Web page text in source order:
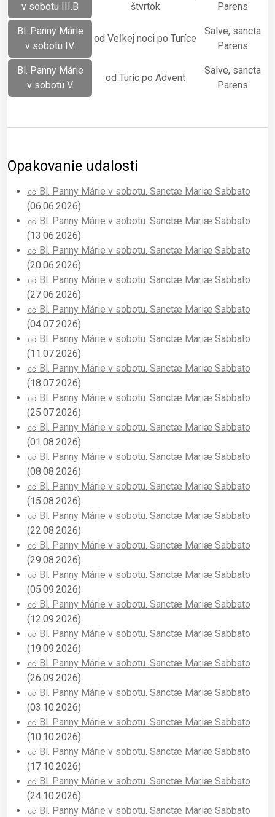
v sobotu III.B
štvrtok
Parens
Bl. Panny Márie
v sobotu IV.
od Veľkej noci po Turíce
Salve, sancta
Parens
Bl. Panny Márie
v sobotu V.
od Turíc po Advent
Salve, sancta
Parens
Opakovanie udalosti
㏄ Bl. Panny Márie v sobotu. Sanctæ Mariæ Sabbato
(06.06.2026)
㏄ Bl. Panny Márie v sobotu. Sanctæ Mariæ Sabbato
(13.06.2026)
㏄ Bl. Panny Márie v sobotu. Sanctæ Mariæ Sabbato
(20.06.2026)
㏄ Bl. Panny Márie v sobotu. Sanctæ Mariæ Sabbato
(27.06.2026)
㏄ Bl. Panny Márie v sobotu. Sanctæ Mariæ Sabbato
(04.07.2026)
㏄ Bl. Panny Márie v sobotu. Sanctæ Mariæ Sabbato
(11.07.2026)
㏄ Bl. Panny Márie v sobotu. Sanctæ Mariæ Sabbato
(18.07.2026)
㏄ Bl. Panny Márie v sobotu. Sanctæ Mariæ Sabbato
(25.07.2026)
㏄ Bl. Panny Márie v sobotu. Sanctæ Mariæ Sabbato
(01.08.2026)
㏄ Bl. Panny Márie v sobotu. Sanctæ Mariæ Sabbato
(08.08.2026)
㏄ Bl. Panny Márie v sobotu. Sanctæ Mariæ Sabbato
(15.08.2026)
㏄ Bl. Panny Márie v sobotu. Sanctæ Mariæ Sabbato
(22.08.2026)
㏄ Bl. Panny Márie v sobotu. Sanctæ Mariæ Sabbato
(29.08.2026)
㏄ Bl. Panny Márie v sobotu. Sanctæ Mariæ Sabbato
(05.09.2026)
㏄ Bl. Panny Márie v sobotu. Sanctæ Mariæ Sabbato
(12.09.2026)
㏄ Bl. Panny Márie v sobotu. Sanctæ Mariæ Sabbato
(19.09.2026)
㏄ Bl. Panny Márie v sobotu. Sanctæ Mariæ Sabbato
(26.09.2026)
㏄ Bl. Panny Márie v sobotu. Sanctæ Mariæ Sabbato
(03.10.2026)
㏄ Bl. Panny Márie v sobotu. Sanctæ Mariæ Sabbato
(10.10.2026)
㏄ Bl. Panny Márie v sobotu. Sanctæ Mariæ Sabbato
(17.10.2026)
㏄ Bl. Panny Márie v sobotu. Sanctæ Mariæ Sabbato
(24.10.2026)
㏄ Bl. Panny Márie v sobotu. Sanctæ Mariæ Sabbato